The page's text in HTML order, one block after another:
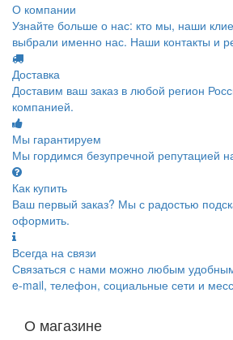
О компании
Узнайте больше о нас: кто мы, наши
выбрали именно нас. Наши контакты и
Доставка
Доставим ваш заказ в любой регион
компанией.
Мы гарантируем
Мы гордимся безупречной репутацией
Как купить
Ваш первый заказ? Мы с радостью
оформить.
Всегда на связи
Связаться с нами можно любым
e-mail, телефон, социальные сети и
О магазине